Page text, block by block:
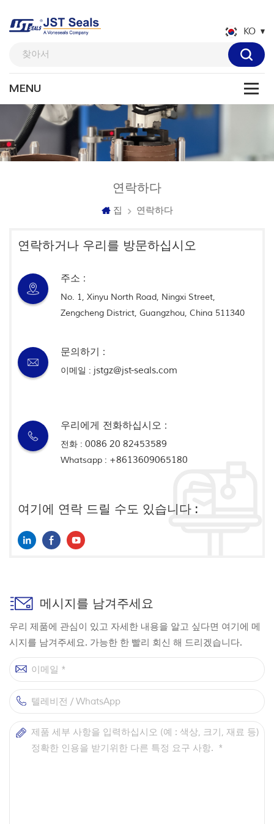
KO
연락하다
집 연락하다
연락하거나 우리를 방문하십시오
주소 :
No. 1, Xinyu North Road, Ningxi Street,
Zengcheng District, Guangzhou, China 511340
문의하기 :
이메일 : jstgz@jst-seals.com
우리에게 전화하십시오 :
전화 : 0086 20 82453589
Whatsapp : +8613609065180
여기에 연락 드릴 수도 있습니다 :
메시지를 남겨주세요
우리 제품에 관심이 있고 자세한 내용을 알고 싶다면 여기에 메
시지를 남겨주세요. 가능한 한 빨리 회신 해 드리겠습니다.